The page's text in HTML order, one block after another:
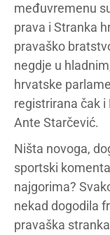
međuvremenu
prava i Stranka
pravaško
negdje u
hrvatske
registrirana čak
Ante Starčević.
Ništa novoga,
sportski
najgorima?
nekad dogodila
pravaška